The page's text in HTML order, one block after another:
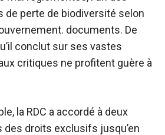
de perte de biodiversité selon
documents. De
conclut sur ses vastes
critiques ne profitent guère à
la RDC a accordé à deux
droits exclusifs jusqu’en